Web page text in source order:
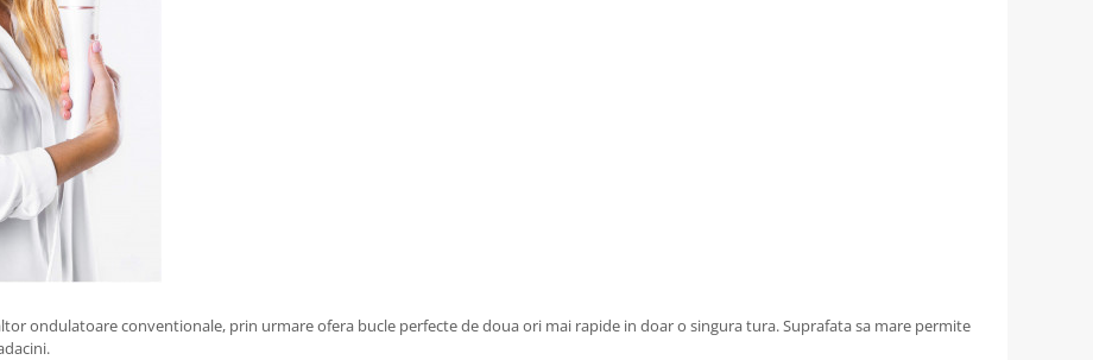
ondulatoare conventionale, prin urmare ofera bucle perfecte de doua ori mai rapide in doar o singura tura. Suprafata sa mare permite